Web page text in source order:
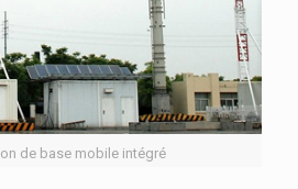
de base mobile intégré